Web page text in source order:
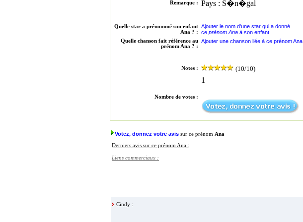
Remarque : Pays : S�n�gal
Quelle star a prénommé son enfant
Ana ? :
Ajouter le nom d'une star qui a donné
ce prénom Ana à son enfant
Quelle chanson fait référence au
prénom Ana ? :
Ajouter une chanson liée à ce prénom Ana
Notes : (10/10)
Nombre de votes :
1
Votez, donnez votre avis sur ce prénom Ana
Derniers avis sur ce prénom Ana :
Liens commerciaux :
Cindy :